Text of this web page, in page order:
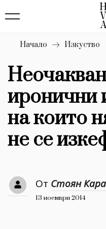
Бизнес
Мода
Dialogue
Изкуство
4339
Красота
777
Дизайн
1272
Начало Изкуство
иронични
на които
не се
От Стоян
13 ноември 2014